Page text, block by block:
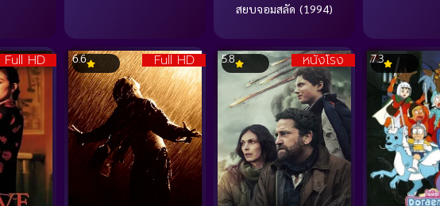
สยบจอมสลัด (1994)
Full HD Full HD
6.6 หนังโรง
5.8 7.3